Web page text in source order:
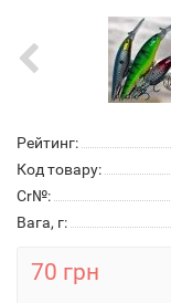
Рейтинг:
Код товару:
Cr№:
Вага, г:
70 грн